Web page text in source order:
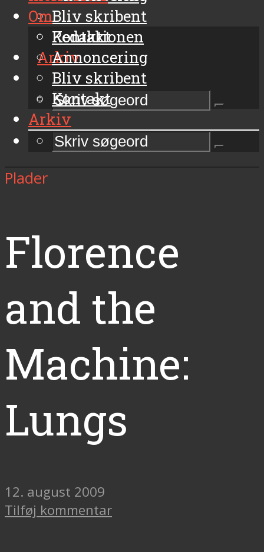
Bliv skribent
Kontakt
Arkiv
Om
Redaktionen
Annoncering
Bliv skribent
Kontakt
Arkiv
Plader
Florence
and the
Machine:
Lungs
12. august 2009
Tilføj kommentar